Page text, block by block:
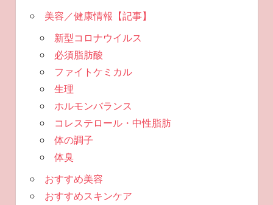
美容／健康情報【記事】
新型コロナウイルス
必須脂肪酸
ファイトケミカル
生理
ホルモンバランス
コレステロール・中性脂肪
体の調子
体臭
おすすめ美容
おすすめスキンケア